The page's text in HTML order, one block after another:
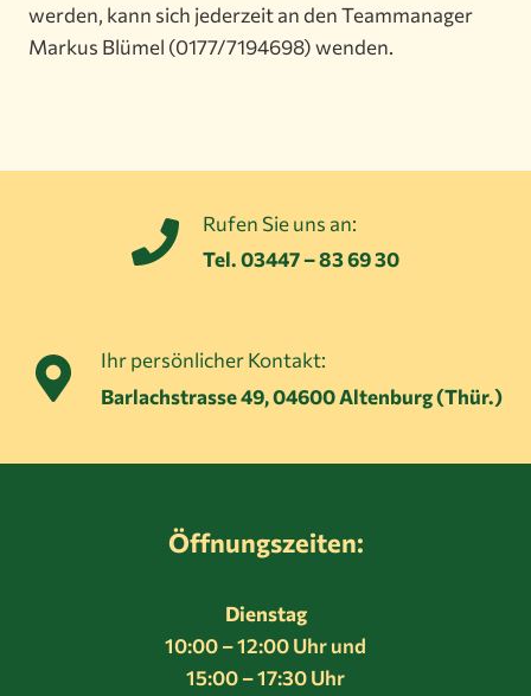
werden, kann sich jederzeit an den Teammanager
Markus Blümel (0177/7194698) wenden.
Rufen Sie uns an:
Tel. 03447 – 83 69 30
Ihr persönlicher Kontakt:
Barlachstrasse 49, 04600 Altenburg (Thür.)
Öffnungszeiten:
Dienstag
10:00 – 12:00 Uhr und
15:00 – 17:30 Uhr